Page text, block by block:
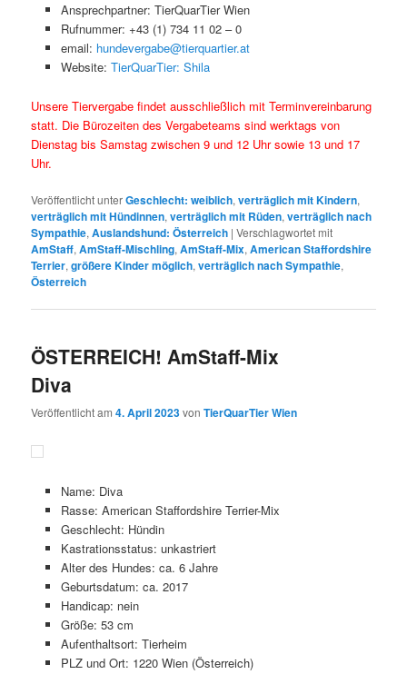
Ansprechpartner: TierQuarTier Wien
Rufnummer: +43 (1) 734 11 02 – 0
email: hundevergabe@tierquartier.at
Website: TierQuarTier: Shila
Unsere Tiervergabe findet ausschließlich mit Terminvereinbarung
statt. Die Bürozeiten des Vergabeteams sind werktags von
Dienstag bis Samstag zwischen 9 und 12 Uhr sowie 13 und 17
Uhr.
Veröffentlicht unterGeschlecht: weiblich,verträglich mit Kindern,
verträglich mit Hündinnen,verträglich mit Rüden,verträglich nach
Sympathie,Auslandshund: Österreich |Verschlagwortet mit
AmStaff,AmStaff-Mischling,AmStaff-Mix,American Staffordshire
Terrier,größere Kinder möglich,verträglich nach Sympathie,
Österreich
ÖSTERREICH! AmStaff-Mix
Diva
Veröffentlicht am4. April 2023vonTierQuarTier Wien
Name: Diva
Rasse: American Staffordshire Terrier-Mix
Geschlecht: Hündin
Kastrationsstatus: unkastriert
Alter des Hundes: ca. 6 Jahre
Geburtsdatum: ca. 2017
Handicap: nein
Größe: 53 cm
Aufenthaltsort: Tierheim
PLZ und Ort: 1220 Wien (Österreich)